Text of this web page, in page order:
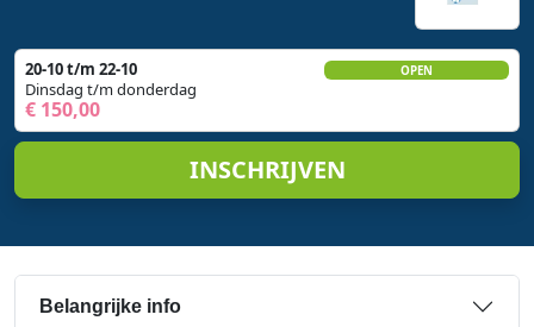
20-10 t/m 22-10
Dinsdag t/m donderdag
€ 150,00
OPEN
INSCHRIJVEN
Belangrijke info